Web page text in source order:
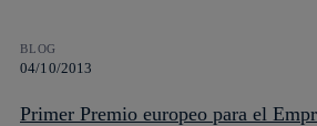
BLOG
04/10/2013
Primer Premio europeo para el